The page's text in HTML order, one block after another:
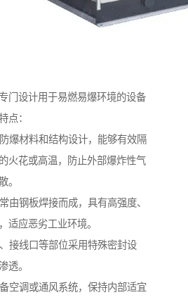
门设计用于易燃易爆环境的设备
点：
爆材料和结构设计，能够有效隔
火花或高温，防止外部爆炸性气
。
由钢板焊接而成，具有高强度、
适应恶劣工业环境。
接线口等部位采用特殊密封设
透。
空调或通风系统，保持内部适宜